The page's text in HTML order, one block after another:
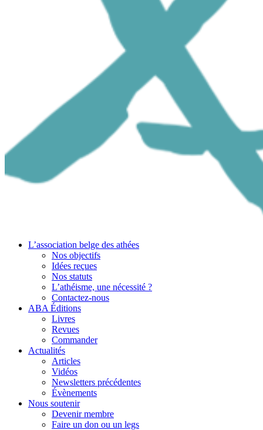
L’association belge des athées
Nos objectifs
Idées reçues
Nos statuts
L’athéisme, une nécessité ?
Contactez-nous
ABA Éditions
Livres
Revues
Commander
Actualités
Articles
Vidéos
Newsletters précédentes
Évènements
Nous soutenir
Devenir membre
Faire un don ou un legs